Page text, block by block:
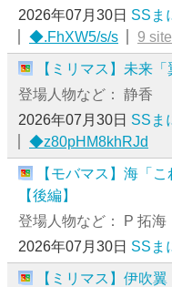
2026年07月30日 SSま
◆.FhXW5/s/s
9
【ミリマス】未来
登場人物など： 静香
2026年07月30日 SSま
◆z80pHM8khRJd
【モバマス】海「
【後編】
登場人物など： P 拓海
2026年07月30日 SSま
【ミリマス】伊吹